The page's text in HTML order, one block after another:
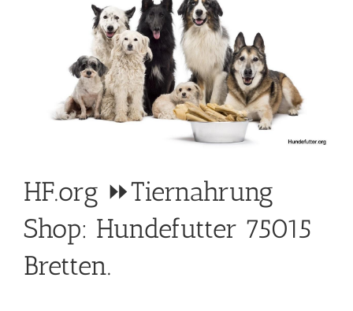
HF.org ⏩Tiernahrung
Shop: Hundefutter 75015
Bretten.